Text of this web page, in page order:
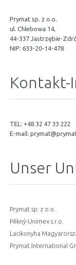
Prymat sp. z o.o.
ul. Chlebowa 14,
44-337 Jastrzębie-
NIP: 633-20-14-478
TEL: +48 32 47 33 222
E-mail:
Unser
Prymat sp. z o.o.
Pěkný-Unimex s.r.o.
Lacikonyha
Prymat International